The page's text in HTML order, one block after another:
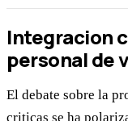
Integracion
personal de
El debate sobre la
criticas se ha